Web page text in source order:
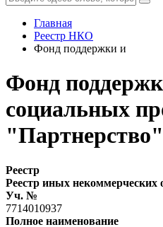
Главная
Реестр НКО
Фонд поддержки и
Фонд
социальных
"Партнерство"
Реестр
Реестр иных некоммерческих
Уч. №
7714010937
Полное наименование